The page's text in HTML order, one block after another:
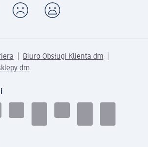
Biuro Obsługi Klienta dm
dm